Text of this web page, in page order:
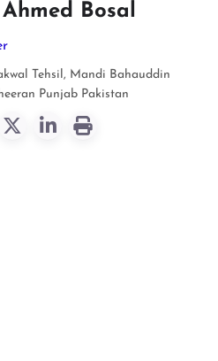
Bosal
Tehsil, Mandi Bahauddin
Punjab Pakistan